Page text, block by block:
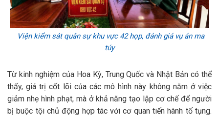
Viện kiểm sát quân sự khu vực 42 họp, đánh giá vụ án ma
túy
Từ kinh nghiệm của Hoa Kỳ, Trung Quốc và Nhật Bản có thể
thấy, giá trị cốt lõi của các mô hình này không nằm ở việc
giảm nhẹ hình phạt, mà ở khả năng tạo lập cơ chế để người
bị buộc tội chủ động hợp tác với cơ quan tiến hành tố tụng.